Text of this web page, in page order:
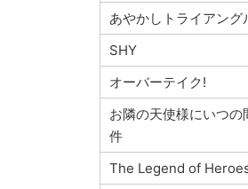
あやかしトライアング
SHY
オーバーテイク!
お隣の天使様にいつ
件
The Legend of